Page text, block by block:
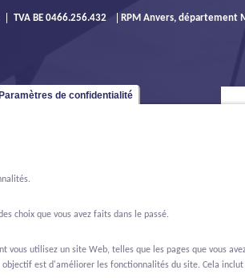
TVA BE 0466.256.432 RPM Anvers, département
Paramètres de confidentialité
choix que vous avez faits dans le passé.
utilisez un site Web, telles que les pages que vous
est d'améliorer les fonctionnalités du site. Cela